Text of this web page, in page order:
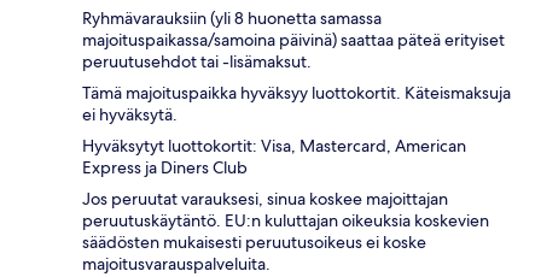
Ryhmävarauksiin (yli 8 huonetta samassa
majoituspaikassa/samoina päivinä) saattaa päteä erityiset
peruutusehdot tai -lisämaksut.
Tämä majoituspaikka hyväksyy luottokortit. Käteismaksuja
ei hyväksytä.
Hyväksytyt luottokortit: Visa, Mastercard, American
Express ja Diners Club
Jos peruutat varauksesi, sinua koskee majoittajan
peruutuskäytäntö. EU:n kuluttajan oikeuksia koskevien
säädösten mukaisesti peruutusoikeus ei koske
majoitusvarauspalveluita.